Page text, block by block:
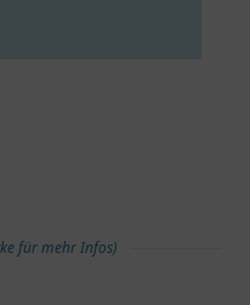
für mehr Infos)